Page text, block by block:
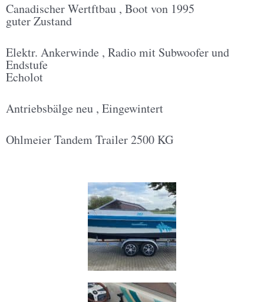
Canadischer Wertftbau , Boot von 1995
guter Zustand
Elektr. Ankerwinde , Radio mit Subwoofer und
Endstufe
Echolot
Antriebsbälge neu , Eingewintert
Ohlmeier Tandem Trailer 2500 KG